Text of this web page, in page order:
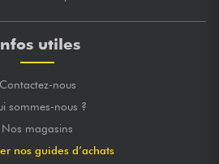
utiles
Contactez-nous
sommes-nous ?
Nos magasins
nos guides d’achats